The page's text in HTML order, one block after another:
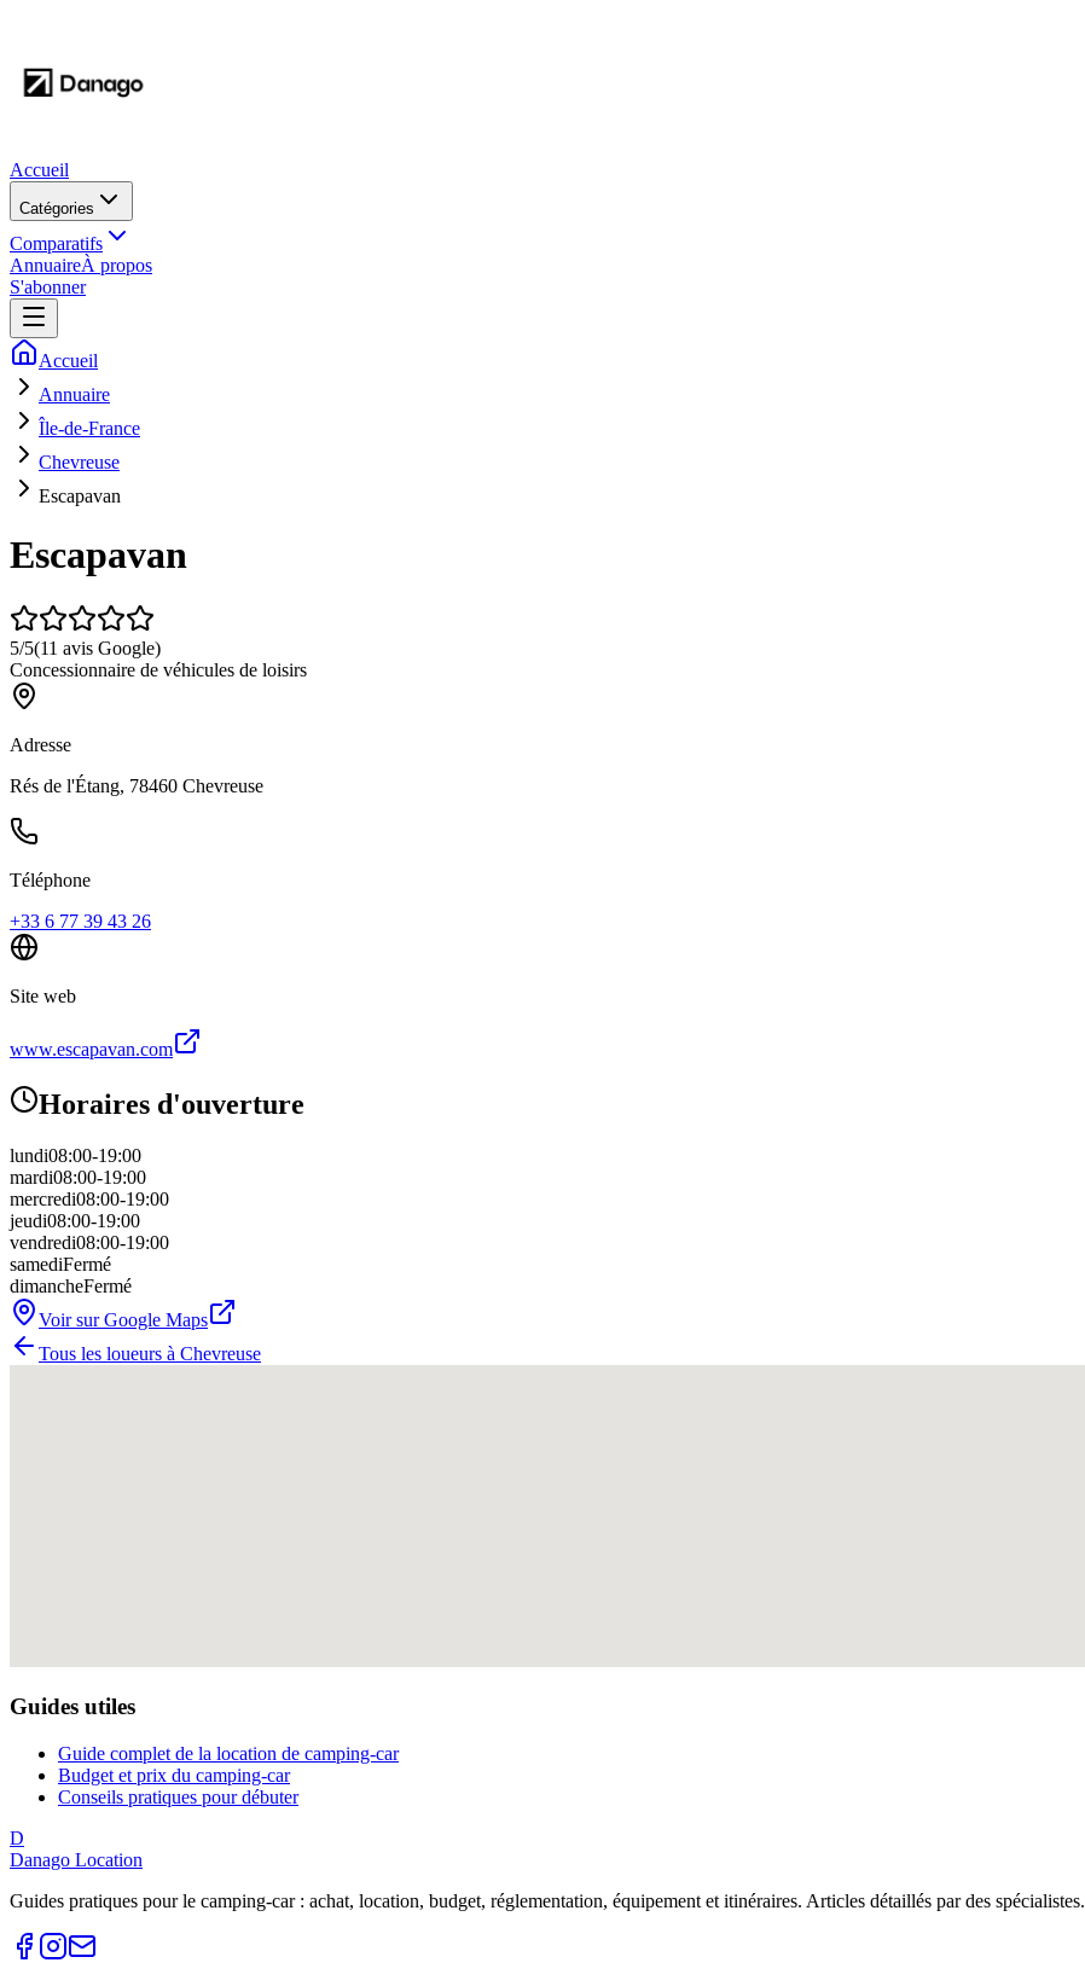
Accueil
Catégories
Comparatifs
AnnuaireÀ propos
S'abonner
Accueil
Annuaire
Île-de-France
Chevreuse
Escapavan
Escapavan
5/5(11 avis Google)
Concessionnaire de véhicules de loisirs
Adresse
Rés de l'Étang, 78460 Chevreuse
Téléphone
+33 6 77 39 43 26
Site web
www.escapavan.com
Horaires d'ouverture
lundi08:00-19:00
mardi08:00-19:00
mercredi08:00-19:00
jeudi08:00-19:00
vendredi08:00-19:00
samediFermé
dimancheFermé
Voir sur Google Maps
Tous les loueurs à Chevreuse
Guides utiles
Guide complet de la location de camping-car
Budget et prix du camping-car
Conseils pratiques pour débuter
D
Danago Location
Guides pratiques pour le camping-car : achat, location, budget, réglementation, équipement et itinéraires. Articles détaillés par des spécialistes.